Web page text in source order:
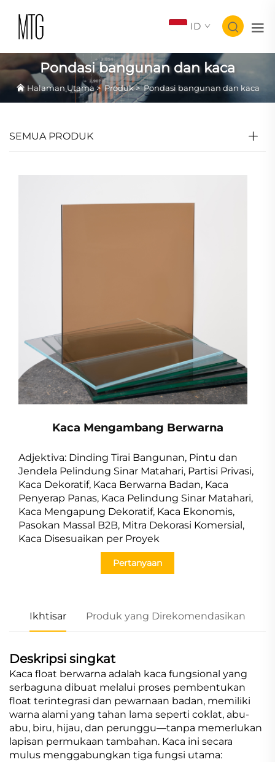
ID
Pondasi bangunan dan kaca
Halaman Utama>Produk>Pondasi bangunan dan kaca
SEMUA PRODUK
Kaca Mengambang Berwarna
Adjektiva: Dinding Tirai Bangunan, Pintu dan
Jendela Pelindung Sinar Matahari, Partisi Privasi,
Kaca Dekoratif, Kaca Berwarna Badan, Kaca
Penyerap Panas, Kaca Pelindung Sinar Matahari,
Kaca Mengapung Dekoratif, Kaca Ekonomis,
Pasokan Massal B2B, Mitra Dekorasi Komersial,
Kaca Disesuaikan per Proyek
Pertanyaan
Ikhtisar Produk yang Direkomendasikan
Deskripsi singkat
Kaca float berwarna adalah kaca fungsional yang
serbaguna dibuat melalui proses pembentukan
float terintegrasi dan pewarnaan badan, memiliki
warna alami yang tahan lama seperti coklat, abu-
abu, biru, hijau, dan perunggu—tanpa memerlukan
lapisan permukaan tambahan. Kaca ini secara
mulus menggabungkan tiga fungsi utama: